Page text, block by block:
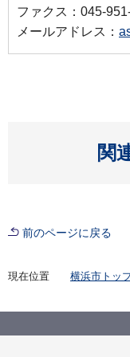
ファクス：045-
メールアドレス：
関
前のページに戻る
現在位置 横浜市トッ
【申込み期
札】第27回